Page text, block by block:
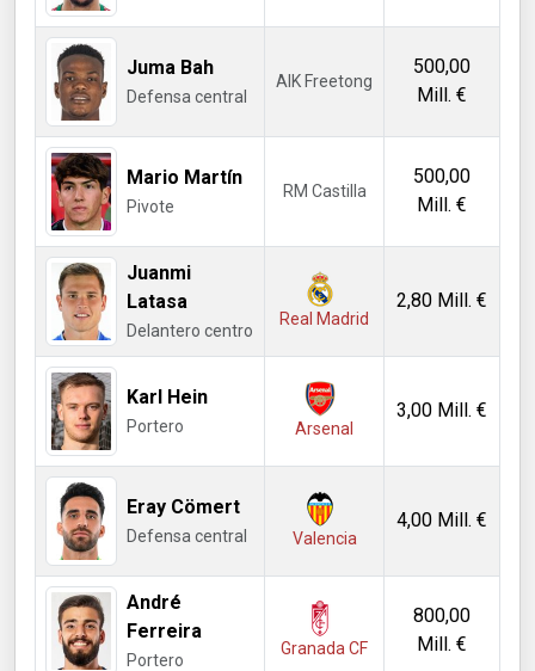
Juma Bah
Defensa central
AIK Freetong
500,00
Mill. €
Mario Martín
Pivote
RM Castilla
500,00
Mill. €
Juanmi
Latasa
Delantero centro
Real Madrid
2,80 Mill. €
Karl Hein
Portero Arsenal
3,00 Mill. €
Eray Cömert
Defensa central Valencia
4,00 Mill. €
André
Ferreira
Portero
Granada CF
800,00
Mill. €